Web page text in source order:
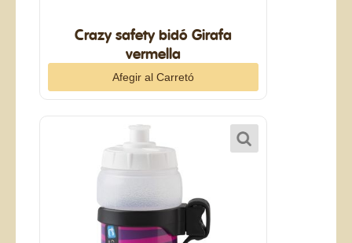
Crazy safety bidó Girafa
vermella